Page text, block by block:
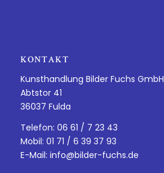
KONTAKT
Kunsthandlung Bilder Fuchs GmbH
Abtstor 41
36037 Fulda
Telefon: 06 61 / 7 23 43
Mobil: 01 71 / 6 39 37 93
E-Mail: info@bilder-fuchs.de